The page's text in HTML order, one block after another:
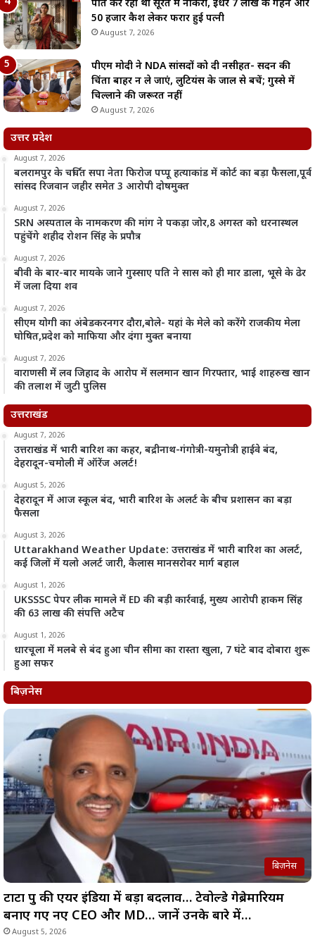
पति कर रहा था सूरत में नौकरी, इधर 7 लाख के गहने और
50 हजार कैश लेकर फरार हुई पत्नी
August 7, 2026
पीएम मोदी ने NDA सांसदों को दी नसीहत- सदन की
चिंता बाहर न ले जाएं, लुटियंस के जाल से बचें; गुस्से में
चिल्लाने की जरूरत नहीं
August 7, 2026
उत्तर प्रदेश
August 7, 2026
बलरामपुर के चर्चित सपा नेता फिरोज पप्पू हत्याकांड में कोर्ट का बड़ा फैसला,पूर्व
सांसद रिजवान जहीर समेत 3 आरोपी दोषमुक्त
August 7, 2026
SRN अस्पताल के नामकरण की मांग ने पकड़ा जोर,8 अगस्त को धरनास्थल
पहुंचेंगे शहीद रोशन सिंह के प्रपौत्र
August 7, 2026
बीवी के बार-बार मायके जाने गुस्साए पति ने सास को ही मार डाला, भूसे के ढेर
में जला दिया शव
August 7, 2026
सीएम योगी का अंबेडकरनगर दौरा,बोले- यहां के मेले को करेंगे राजकीय मेला
घोषित,प्रदेश को माफिया और दंगा मुक्त बनाया
August 7, 2026
वाराणसी में लव जिहाद के आरोप में सलमान खान गिरफ्तार, भाई शाहरुख खान
की तलाश में जुटी पुलिस
उत्तराखंड
August 7, 2026
उत्तराखंड में भारी बारिश का कहर, बद्रीनाथ-गंगोत्री-यमुनोत्री हाईवे बंद,
देहरादून-चमोली में ऑरेंज अलर्ट!
August 5, 2026
देहरादून में आज स्कूल बंद, भारी बारिश के अलर्ट के बीच प्रशासन का बड़ा
फैसला
August 3, 2026
Uttarakhand Weather Update: उत्तराखंड में भारी बारिश का अलर्ट,
कई जिलों में यलो अलर्ट जारी, कैलास मानसरोवर मार्ग बहाल
August 1, 2026
UKSSSC पेपर लीक मामले में ED की बड़ी कार्रवाई, मुख्य आरोपी हाकम सिंह
की 63 लाख की संपत्ति अटैच
August 1, 2026
धारचूला में मलबे से बंद हुआ चीन सीमा का रास्ता खुला, 7 घंटे बाद दोबारा शुरू
हुआ सफर
बिज़नेस
बिज़नेस
टाटा ग्रुप की एयर इंडिया में बड़ा बदलाव… टेवोल्डे गेब्रेमारियम
बनाए गए नए CEO और MD… जानें उनके बारे में…
August 5, 2026